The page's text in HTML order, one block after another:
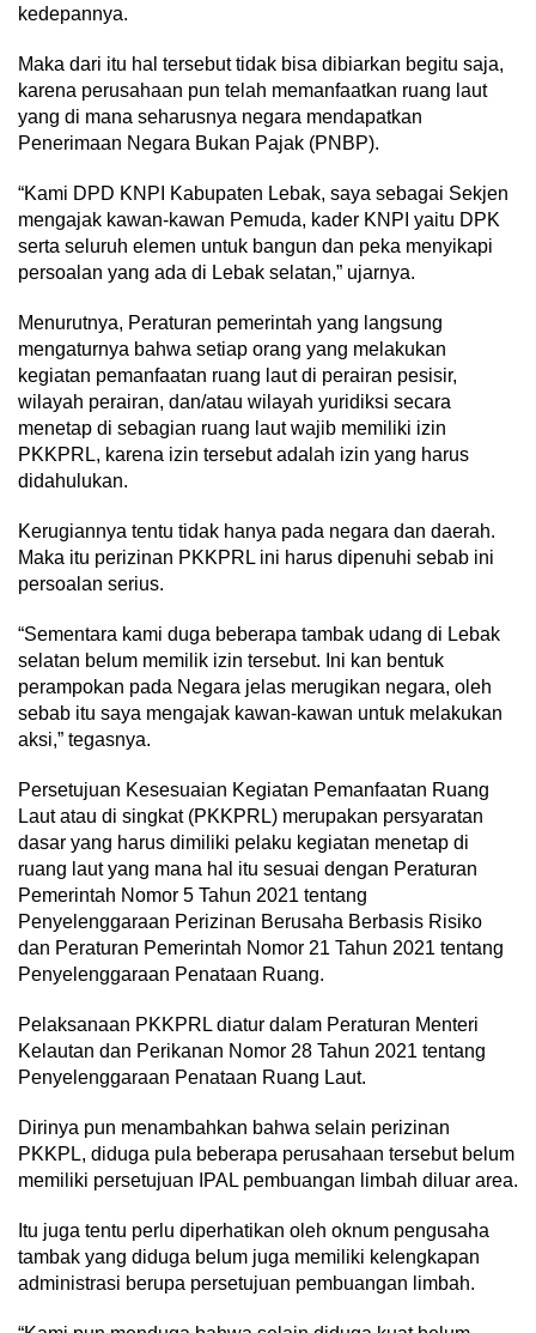
kedepannya.
Maka dari itu hal tersebut tidak bisa dibiarkan begitu saja,
karena perusahaan pun telah memanfaatkan ruang laut
yang di mana seharusnya negara mendapatkan
Penerimaan Negara Bukan Pajak (PNBP).
“Kami DPD KNPI Kabupaten Lebak, saya sebagai Sekjen
mengajak kawan-kawan Pemuda, kader KNPI yaitu DPK
serta seluruh elemen untuk bangun dan peka menyikapi
persoalan yang ada di Lebak selatan,” ujarnya.
Menurutnya, Peraturan pemerintah yang langsung
mengaturnya bahwa setiap orang yang melakukan
kegiatan pemanfaatan ruang laut di perairan pesisir,
wilayah perairan, dan/atau wilayah yuridiksi secara
menetap di sebagian ruang laut wajib memiliki izin
PKKPRL, karena izin tersebut adalah izin yang harus
didahulukan.
Kerugiannya tentu tidak hanya pada negara dan daerah.
Maka itu perizinan PKKPRL ini harus dipenuhi sebab ini
persoalan serius.
“Sementara kami duga beberapa tambak udang di Lebak
selatan belum memilik izin tersebut. Ini kan bentuk
perampokan pada Negara jelas merugikan negara, oleh
sebab itu saya mengajak kawan-kawan untuk melakukan
aksi,” tegasnya.
Persetujuan Kesesuaian Kegiatan Pemanfaatan Ruang
Laut atau di singkat (PKKPRL) merupakan persyaratan
dasar yang harus dimiliki pelaku kegiatan menetap di
ruang laut yang mana hal itu sesuai dengan Peraturan
Pemerintah Nomor 5 Tahun 2021 tentang
Penyelenggaraan Perizinan Berusaha Berbasis Risiko
dan Peraturan Pemerintah Nomor 21 Tahun 2021 tentang
Penyelenggaraan Penataan Ruang.
Pelaksanaan PKKPRL diatur dalam Peraturan Menteri
Kelautan dan Perikanan Nomor 28 Tahun 2021 tentang
Penyelenggaraan Penataan Ruang Laut.
Dirinya pun menambahkan bahwa selain perizinan
PKKPL, diduga pula beberapa perusahaan tersebut belum
memiliki persetujuan IPAL pembuangan limbah diluar area.
Itu juga tentu perlu diperhatikan oleh oknum pengusaha
tambak yang diduga belum juga memiliki kelengkapan
administrasi berupa persetujuan pembuangan limbah.